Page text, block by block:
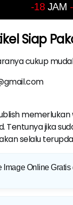
-18 JAM
Siap
cukup
Tentunya jika
selalu
Image Online